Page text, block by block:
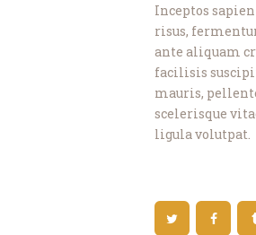
Inceptos
risus,
ante aliquam
facilisis
mauris,
scelerisque
ligula volutpat.